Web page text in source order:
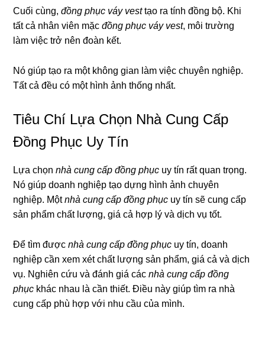
Cuối cùng,đồng phục váy vesttạo ra tính đồng bộ. Khi
tất cả nhân viên mặcđồng phục váy vest, môi trường
làm việc trở nên đoàn kết.
Nó giúp tạo ra một không gian làm việc chuyên nghiệp.
Tất cả đều có một hình ảnh thống nhất.
Tiêu Chí Lựa Chọn Nhà Cung Cấp
Đồng Phục Uy Tín
Lựa chọnnhà cung cấp đồng phục uy tín rất quan trọng.
Nó giúp doanh nghiệp tạo dựng hình ảnh chuyên
nghiệp. Mộtnhà cung cấp đồng phục uy tín sẽ cung cấp
sản phẩm chất lượng, giá cả hợp lý và dịch vụ tốt.
Để tìm đượcnhà cung cấp đồng phục uy tín, doanh
nghiệp cần xem xét chất lượng sản phẩm, giá cả và dịch
vụ. Nghiên cứu và đánh giá cácnhà cung cấp đồng
phục khác nhau là cần thiết. Điều này giúp tìm ra nhà
cung cấp phù hợp với nhu cầu của mình.